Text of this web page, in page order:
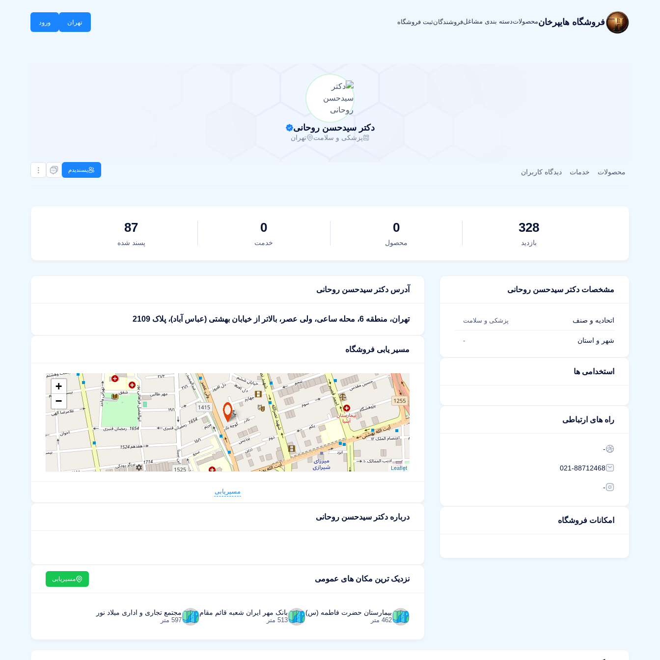
فروشگاه هایپرخانمحصولاتدسته بندی مشاغلفروشندگانثبت فروشگاه تهران ورود
دکتر سیدحسن روحانی
پزشکی و سلامت تهران
محصولات خدمات دیدگاه کاربران پسندیدم
328
بازدید
0
محصول
0
خدمت
87
پسند شده
مشخصات دکتر سیدحسن روحانی
اتحادیه و صنف پزشکی و سلامت
شهر و استان -
استخدامی ها
راه های ارتباطی
-
021-88712468
-
امکانات فروشگاه
آدرس دکتر سیدحسن روحانی
تهران، منطقه 6، محله ساعی، ولی عصر، بالاتر از خیابان بهشتی (عباس آباد)، پلاک 2109
مسیر یابی فروشگاه
+
−
Leaflet
مسیریابی
درباره دکتر سیدحسن روحانی
نزدیک ترین مکان های عمومی مسیریابی
بیمارستان حضرت فاطمه (س)
462 متر
بانک مهر ایران شعبه قائم مقام
513 متر
مجتمع تجاری و اداری میلاد نور
597 متر